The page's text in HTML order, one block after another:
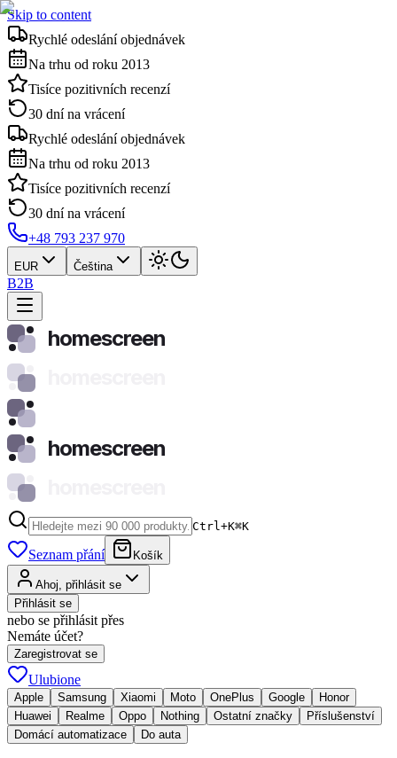
Skip to content
Rychlé odeslání objednávek
Na trhu od roku 2013
Tisíce pozitivních recenzí
30 dní na vrácení
Rychlé odeslání objednávek
Na trhu od roku 2013
Tisíce pozitivních recenzí
30 dní na vrácení
+48 793 237 970
EUR Čeština
B2B
homescreen
homescreen
Ctrl+K⌘K
Seznam přání Košík
Ahoj, přihlásit se
Přihlásit se
nebo se přihlásit přes
Nemáte účet?
Zaregistrovat se
Ulubione
Apple Samsung Xiaomi Moto OnePlus Google
Honor
Huawei
Realme Oppo Nothing Ostatní značky
Příslušenství
Domácí automatizace
Do auta